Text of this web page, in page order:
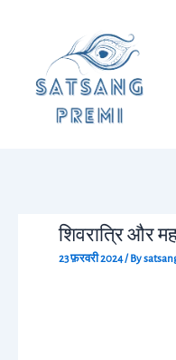
शिवरात्रि और
23 फ़रवरी 2024/ By
navigation